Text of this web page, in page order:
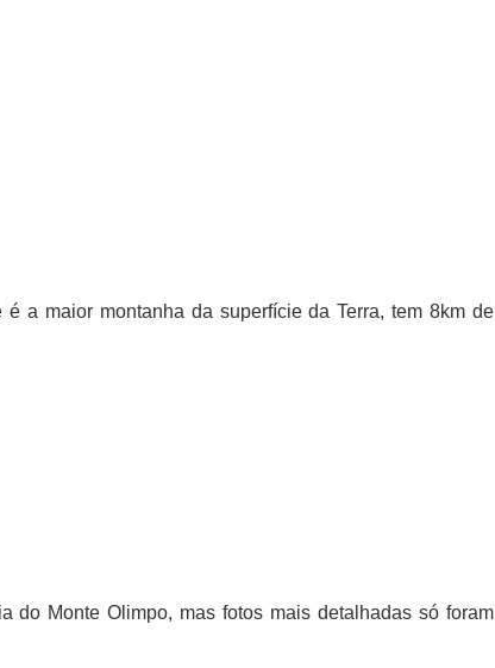
a maior montanha da superfície da Terra, tem 8km de
do Monte Olimpo, mas fotos mais detalhadas só foram